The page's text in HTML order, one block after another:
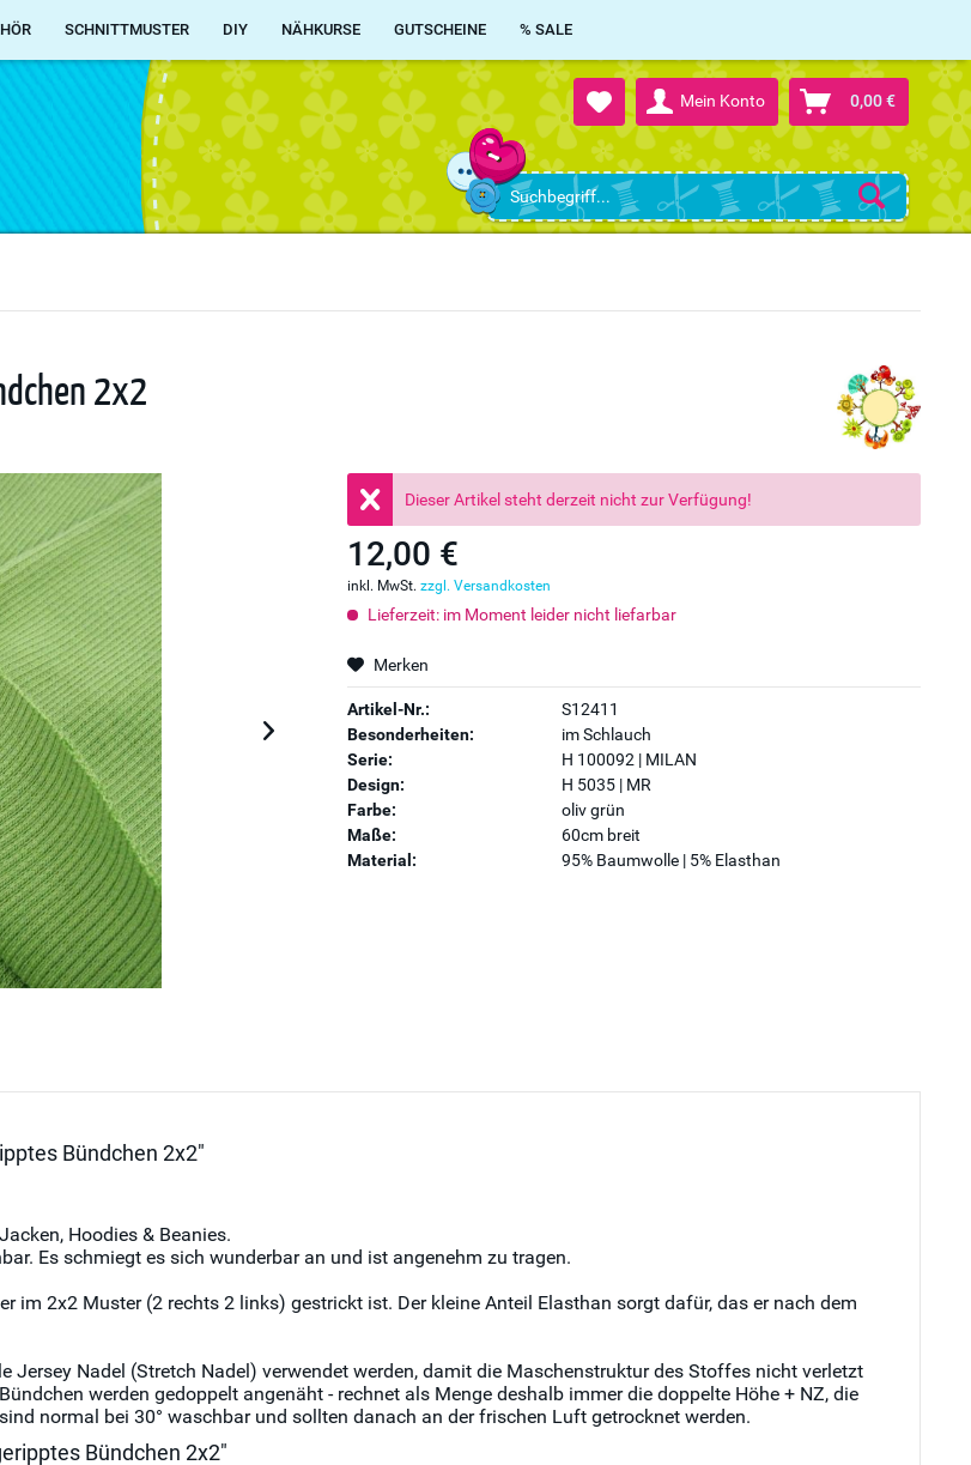
Mein Konto 0,00 €
SCHNITTMUSTER DIY NÄHKURSE GUTSCHEINE % SALE
2x2
Dieser Artikel steht derzeit nicht zur Verfügung!
12,00 €
inkl. MwSt.zzgl. Versandkosten
Lieferzeit: im Moment leider nicht liefarbar
Merken
Artikel-Nr.:
S12411
Besonderheiten:
im Schlauch
Serie:
H 100092 | MILAN
Design:
H 5035 | MR
Farbe:
oliv grün
Maße:
60cm breit
Material:
95% Baumwolle | 5% Elasthan
Bündchen 2x2"
Hoodies & Beanies.
Es schmiegt es sich wunderbar an und ist angenehm zu tragen.
im 2x2 Muster (2 rechts 2 links) gestrickt ist. Der kleine Anteil Elasthan sorgt dafür, das er nach dem
Jersey Nadel (Stretch Nadel) verwendet werden, damit die Maschenstruktur des Stoffes nicht verletzt
werden gedoppelt angenäht - rechnet als Menge deshalb immer die doppelte Höhe + NZ, die
normal bei 30° waschbar und sollten danach an der frischen Luft getrocknet werden.
Bündchen 2x2"